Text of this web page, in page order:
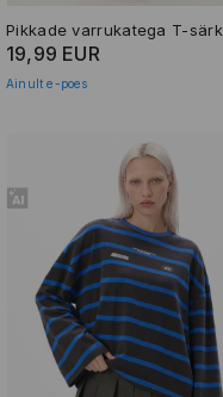
Pikkade varrukatega T-särk
19,99 EUR
Ainult e-poes